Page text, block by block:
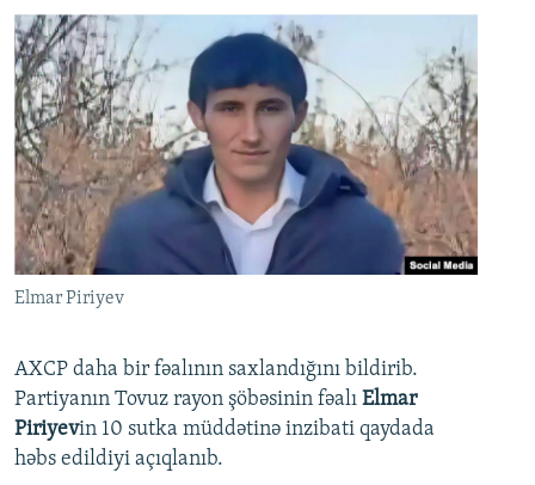
Elmar Piriyev
AXCP daha bir fəalının saxlandığını bildirib.
Partiyanın Tovuz rayon şöbəsinin fəalı Elmar
Piriyevin 10 sutka müddətinə inzibati qaydada
həbs edildiyi açıqlanıb.